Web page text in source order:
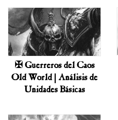
✠ Guerreros del Caos
Old World | Análisis de
Unidades Básicas